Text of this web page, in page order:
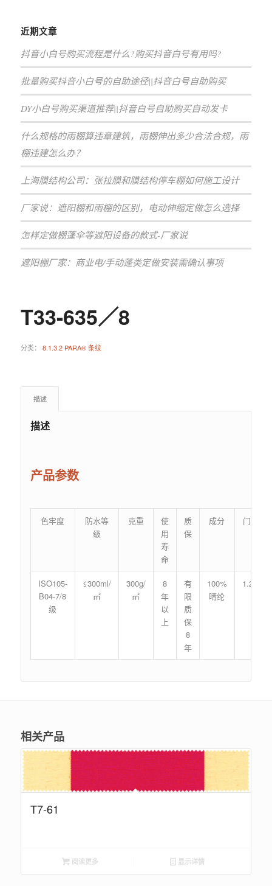
近期文章
抖音小白号购买流程是什么?购买抖音白号有用吗?
批量购买抖音小白号的自助途径||抖音白号自助购买
DY小白号购买渠道推荐||抖音白号自助购买自动发卡
什么规格的雨棚算违章建筑，雨棚伸出多少合法合规，雨
棚违建怎么办？
上海膜结构公司：张拉膜和膜结构停车棚如何施工设计
厂家说：遮阳棚和雨棚的区别，电动伸缩定做怎么选择
怎样定做棚蓬伞等遮阳设备的款式-厂家说
遮阳棚厂家：商业电/手动蓬类定做安装需确认事项
T33-635／8
分类： 8.1.3.2 PARA® 条纹
描述
描述
产品参数
色牢度
防水等
级
克重
使
用
寿
命
质
保
成分 门幅
ISO105-
B04-7/8
级
≤300ml/
㎡
300g/
㎡
8
年
以
上
有
限
质
保
8
年
100%
晴纶
1.2m
相关产品
T7-61
阅读更多 显示详情